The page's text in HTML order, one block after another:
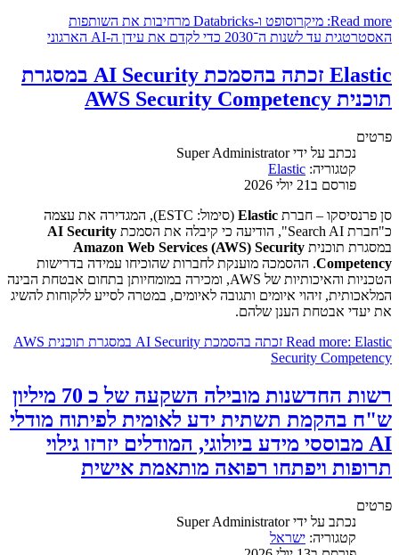
Read more: מיקרוסופט ו-Databricks מרחיבות את השותפות
האסטרטגית עד לשנות ה־2030 כדי לקדם את עידן ה-AI הארגוני
Elastic זכתה בהסמכת AI Security במסגרת
תוכנית AWS Security Competency
פרטים
נכתב על ידיSuper Administrator
קטגוריה: Elastic
פורסם ב21 יולי 2026
סן פרנסיסקו – חברת Elastic
(סימול: ESTC), המגדירה את עצמה
כ"חברת Search AI", הודיעה כי קיבלה את הסמכת
AI Security
במסגרת תוכנית Amazon Web Services (AWS) Security
Competency. ההסמכה מוענקת לחברות שהוכיחו עמידה בדרישות
הטכניות והאיכותיות של AWS, ומכירה במומחיותן בתחום אבטחת הבינה
המלאכותית, זיהוי איומים ותגובה לאיומים, במטרה לסייע ללקוחות להשיג
את יעדי אבטחת הענן שלהם.
Read more: Elastic זכתה בהסמכת AI Security במסגרת תוכנית AWS
Security Competency
רשות החדשנות מובילה השקעה של כ 70 מיליון
ש"ח בהקמת תשתית ידע לאומית לפיתוח מודלי
AI מבוססי מידע ביולוגי, המודלים יזרזו גילוי
תרופות ויפתחו רפואה מותאמת אישית
פרטים
נכתב על ידיSuper Administrator
קטגוריה: ישראל